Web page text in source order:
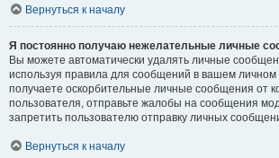
Вернуться к началу
Я постоянно получаю нежелательные личные
Вы можете автоматически удалять личные
используя правила для сообщений в вашем
получаете оскорбительные личные сообщения от
пользователя, отправьте жалобы на сообщения
запретить пользователю отправку личных
Вернуться к началу